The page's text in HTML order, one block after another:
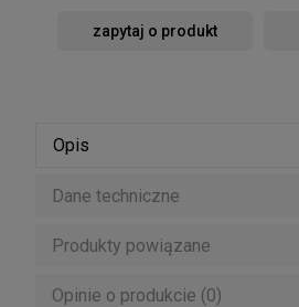
zapytaj o produkt
Opis
Dane techniczne
Produkty powiązane
Opinie o produkcie (0)